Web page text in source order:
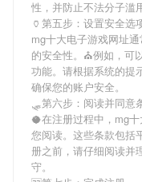
性，并防止不法分子滥
🏺第五步：设置安全选
mg十大电子游戏网址
的安全性。⛪例如，可
功能。请根据系统的提
确保您的账户安全。
🛷第六步：阅读并同意
🥥在注册过程中， mg
您阅读。这些条款包括
册之前，请仔细阅读并
守。